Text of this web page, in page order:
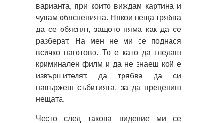
варианта, при които виждам картина и
чувам обясненията. Някои неща трябва
да се обяснят, защото няма как да се
разберат. На мен не ми се поднася
всичко наготово. То е като да гледаш
криминален филм и да не знаеш кой е
извършителят, да трябва да си
навържеш събитията, за да прецениш
нещата.
Често след такова видение ми се